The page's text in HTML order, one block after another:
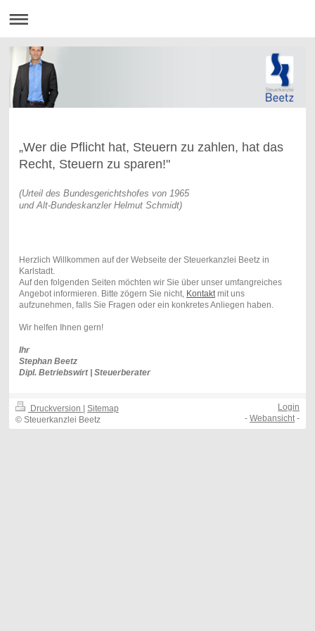
„Wer die Pflicht hat, Steuern zu zahlen, hat das
Recht, Steuern zu sparen!"
(Urteil des Bundesgerichtshofes von 1965
und Alt-Bundeskanzler Helmut Schmidt)
Herzlich Willkommen auf der Webseite der Steuerkanzlei Beetz in
Karlstadt.
Auf den folgenden Seiten möchten wir Sie über unser umfangreiches
Angebot informieren. Bitte zögern Sie nicht, Kontaktmit uns
aufzunehmen, falls Sie Fragen oder ein konkretes Anliegen haben.
Wir helfen Ihnen gern!
Ihr
Stephan Beetz
Dipl. Betriebswirt |Steuerberater
Druckversion
Sitemap
© Steuerkanzlei Beetz
Login
-Webansicht-